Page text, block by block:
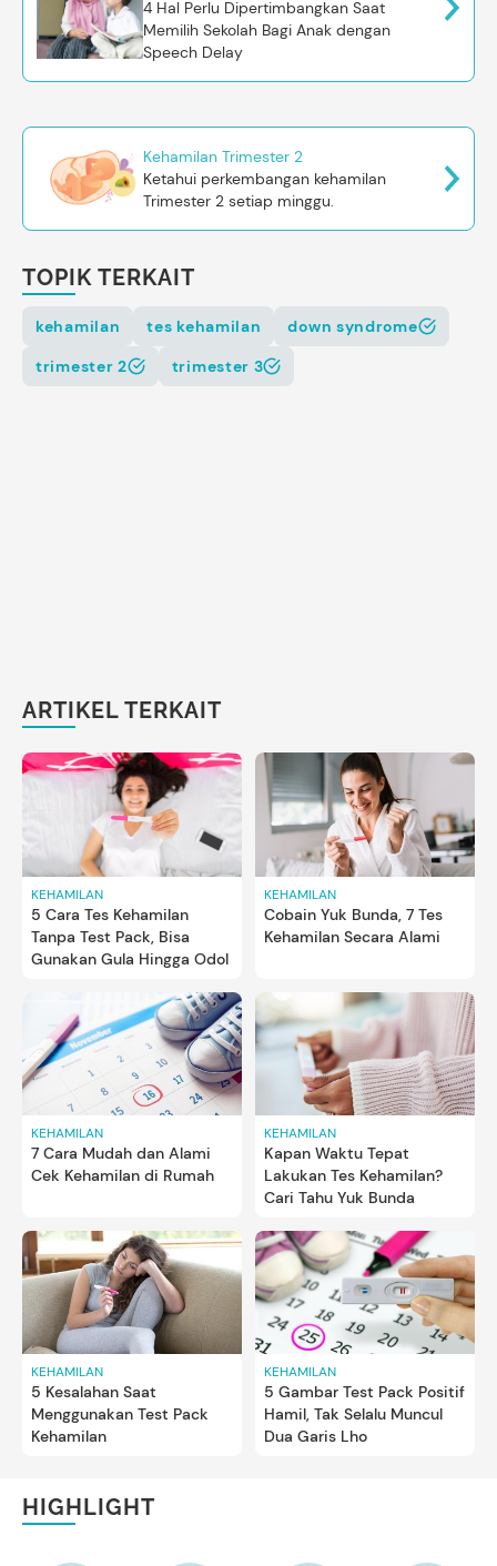
4 Hal Perlu Dipertimbangkan Saat
Memilih Sekolah Bagi Anak dengan
Speech Delay
Kehamilan Trimester 2
Ketahui perkembangan kehamilan
Trimester 2 setiap minggu.
TOPIK TERKAIT
kehamilan tes kehamilan
down syndrome
trimester 2
trimester 3
ARTIKEL TERKAIT
KEHAMILAN
5 Cara Tes Kehamilan
Tanpa Test Pack, Bisa
Gunakan Gula Hingga Odol
KEHAMILAN
Cobain Yuk Bunda, 7 Tes
Kehamilan Secara Alami
KEHAMILAN
7 Cara Mudah dan Alami
Cek Kehamilan di Rumah
KEHAMILAN
Kapan Waktu Tepat
Lakukan Tes Kehamilan?
Cari Tahu Yuk Bunda
KEHAMILAN
5 Kesalahan Saat
Menggunakan Test Pack
Kehamilan
KEHAMILAN
5 Gambar Test Pack Positif
Hamil, Tak Selalu Muncul
Dua Garis Lho
HIGHLIGHT